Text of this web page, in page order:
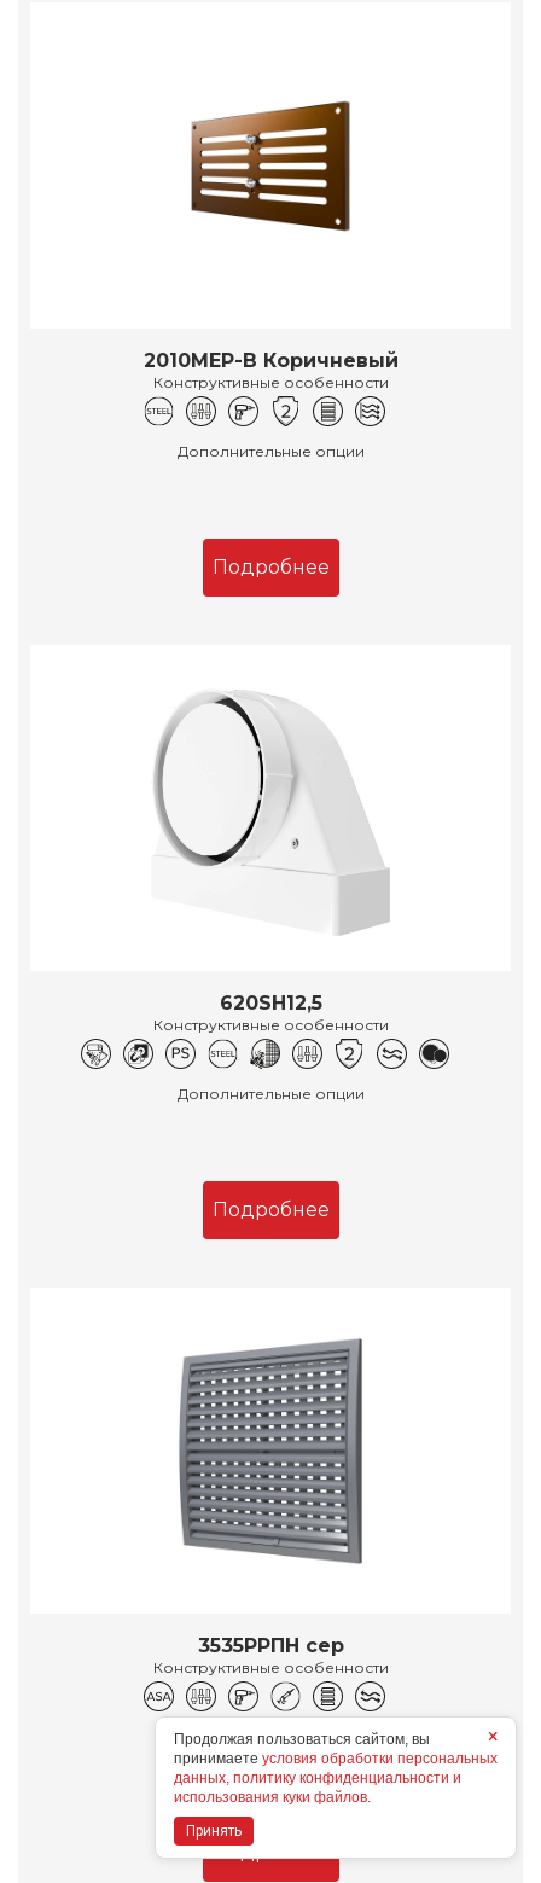
2010МЕР-В Коричневый
Конструктивные особенности
Дополнительные опции
Подробнее
620SH12,5
Конструктивные особенности
Дополнительные опции
Подробнее
3535РРПН сер
Конструктивные особенности
Дополнительные опции
Подробнее
×
Продолжая пользоваться сайтом, вы
принимаете условия обработки персональных
данных, политику конфиденциальности и
использования куки файлов.
Принять